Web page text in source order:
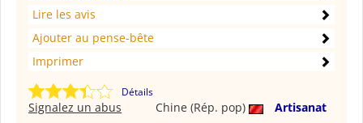
Lire les avis
Ajouter au pense-bête
Imprimer
Détails
Chine (Rép. pop) Artisanat
Signalez un abus